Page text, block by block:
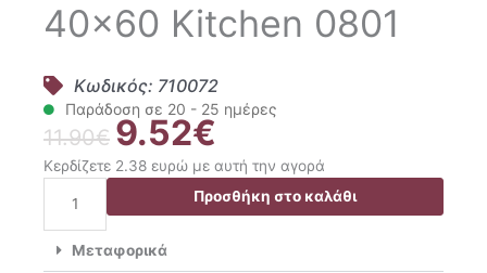
40×60 Kitchen 0801
Κωδικός: 710072
Παράδοση σε 20 - 25 ημέρες
11.90€ Original
price
was:
9.52€
τρέχουσα
τιμή
είναι:
Κερδίζετε 2.38 ευρώ με αυτή την αγορά
Home
Σετ
Ποτηρόπανα
Προσθήκη στο καλάθι
Μεταφορικά